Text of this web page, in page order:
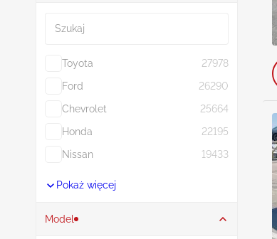
Toyota
27978
Ford
26290
Chevrolet
25664
Honda
22195
Nissan
19433
Pokaż więcej
Model